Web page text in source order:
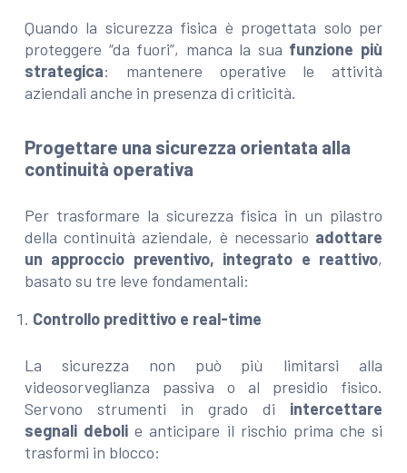
Quando la sicurezza fisica è progettata solo per
proteggere “da fuori”, manca la sua funzione più
strategica: mantenere operative le attività
aziendali anche in presenza di criticità.
Progettare una sicurezza orientata alla
continuità operativa
Per trasformare la sicurezza fisica in un pilastro
della continuità aziendale, è necessario adottare
un approccio preventivo, integrato e reattivo,
basato su tre leve fondamentali:
Controllo predittivo e real-time
La sicurezza non può più limitarsi alla
videosorveglianza passiva o al presidio fisico.
Servono strumenti in grado di intercettare
segnali deboli e anticipare il rischio prima che si
trasformi in blocco: